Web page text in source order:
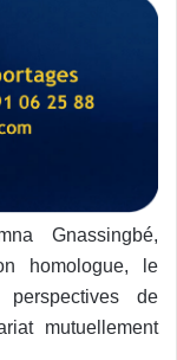
Gnassingbé,
homologue, le
de
mutuellement